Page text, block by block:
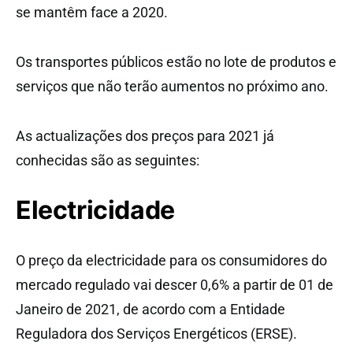
se mantêm face a 2020.
Os transportes públicos estão no lote de produtos e
serviços que não terão aumentos no próximo ano.
As actualizações dos preços para 2021 já
conhecidas são as seguintes:
Electricidade
O preço da electricidade para os consumidores do
mercado regulado vai descer 0,6% a partir de 01 de
Janeiro de 2021, de acordo com a Entidade
Reguladora dos Serviços Energéticos (ERSE).